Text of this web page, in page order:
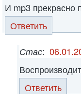
И mp3 прекрасно
Ответить
Стас:
Ответить